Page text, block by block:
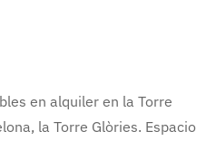
en alquiler en la Torre
la Torre Glòries. Espacio